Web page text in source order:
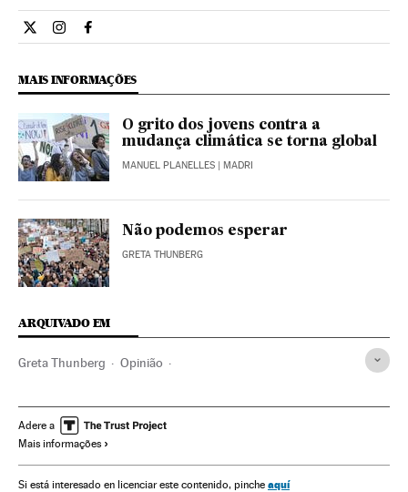
Opiniao El País Brasil en Twitter
Opiniao El País Brasil en Instagram
Opiniao El País Brasil en Facebook
MAIS INFORMAÇÕES
O grito dos jovens contra a
mudança climática se torna global
MANUEL PLANELLES | MADRI
Não podemos esperar
GRETA THUNBERG
ARQUIVADO EM
Greta Thunberg Opinião
Ecologistas Cúpula do clima
Organizações ambientais
Cmnucc Mudança climática Movimentos sociais
Adere a
Mais informações
Si está interesado en licenciar este contenido, pinche aquí